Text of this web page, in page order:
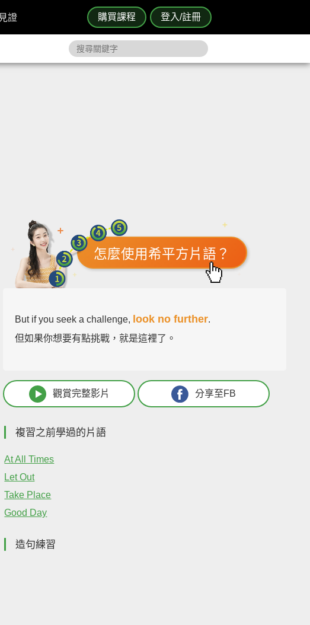
購買課程 登入/註冊
證
怎麼使用希平方片語？
But if you seek a challenge, look no further.
但如果你想要有點挑戰，就是這裡了。
觀賞完整影片 分享至FB
複習之前學過的片語
At All Times
Let Out
Take Place
Good Day
造句練習